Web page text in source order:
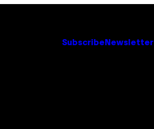
Subscribe Newsletter